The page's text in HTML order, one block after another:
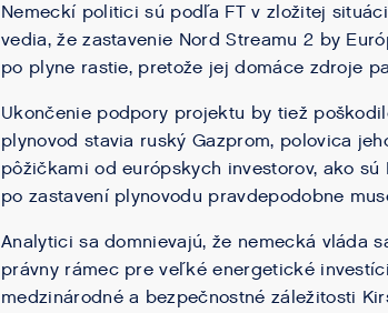
Nemeckí politici sú podľa FT v zložitej
vedia, že zastavenie Nord Streamu 2 by
po plyne rastie, pretože jej domáce zdroje
Ukončenie podpory projektu by tiež
plynovod stavia ruský Gazprom, polovica
pôžičkami od európskych investorov, ako sú
po zastavení plynovodu pravdepodobne
Analytici sa domnievajú, že nemecká vláda
právny rámec pre veľké energetické
medzinárodné a bezpečnostné záležitosti